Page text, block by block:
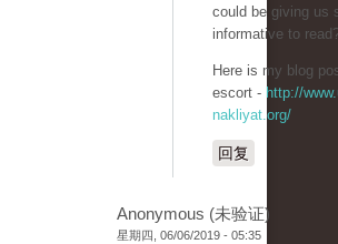
could be giving us
informative to
Here is my blog
escort - http://
nakliyat.org/
回复
Anonymous (未验证)
星期四, 06/06/2019 - 05:35